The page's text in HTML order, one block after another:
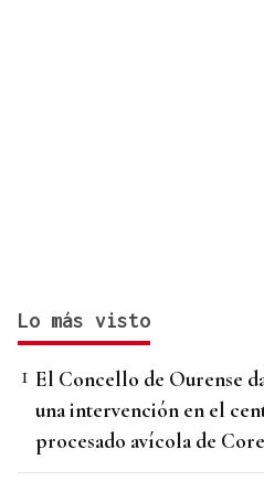
Lo más visto
El Concello de Ourense
una intervención en el
procesado avícola de